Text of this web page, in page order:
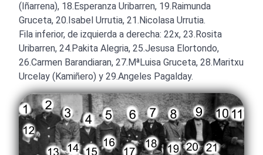
(Iñarrena), 18.Esperanza Uribarren, 19.Raimunda
Gruceta, 20.Isabel Urrutia, 21.Nicolasa Urrutia.
Fila inferior, de izquierda a derecha: 22x, 23.Rosita
Uribarren, 24.Pakita Alegria, 25.Jesusa Elortondo,
26.Carmen Barandiaran, 27.MªLuisa Gruceta, 28.Maritxu
Urcelay (Kamiñero) y 29.Angeles Pagalday.